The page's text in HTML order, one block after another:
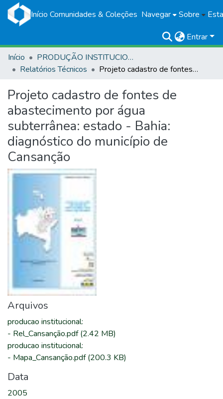
Início Comunidades & Coleções Navegar Sobre
Entrar
Início
PRODUÇÃO INSTITUCIONAL
Relatórios Técnicos
Projeto cadastro de fontes de abastecimento por água subterrânea: estado - Bahia: diagnóstico do município de Cansanção
Projeto cadastro de fontes de
abastecimento por água
subterrânea: estado - Bahia:
diagnóstico do município de
Cansanção
Arquivos
producao institucional:
- Rel_Cansanção.pdf(2.42 MB)
producao institucional:
- Mapa_Cansanção.pdf(200.3 KB)
Data
2005